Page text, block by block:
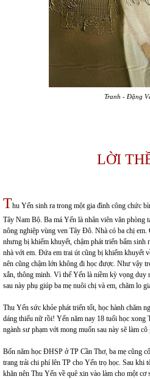
Tranh - Đặng
LỜI
Thu Yến sinh ra trong một gia đình công chức
Tây Nam Bộ. Ba má Yến là nhân viên văn phòng
nông nghiệp vùng ven Tây Đô. Nhà có ba chị
nhưng bị khiếm khuyết, chậm phát triển bẩm sinh
nhà với em. Đứa em trai út cũng bị khiếm khuyết
nên cũng chậm lớn không đi học được. Như vậy
xắn, thông minh. Vì thế Yến là niềm kỳ vọng duy
sau này phụ giúp ba mẹ nuôi chị và em, chăm lo
Thu Yến sức khỏe phát triển tốt, học hành chăm
dáng thiếu nữ rồi! Yến năm nay 18 tuổi học
ngành sư phạm với mong muốn sau này sẽ làm
Bốn năm học ĐHSP ở TP Cần Thơ, ba mẹ cũng
trang trải chi phí lên TP cho Yến trọ học. Sau khi
khăn nên Thu Yến về quê xin vào làm cho một